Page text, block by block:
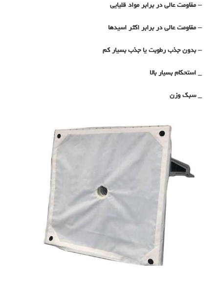
– مقاومت عالی در برابر مواد قلیایی
– مقاومت عالی در برابر اکثر اسیدها
– بدون جذب رطوبت یا جذب بسیار کم
_استحکام بسیار بالا
_سبک وزن